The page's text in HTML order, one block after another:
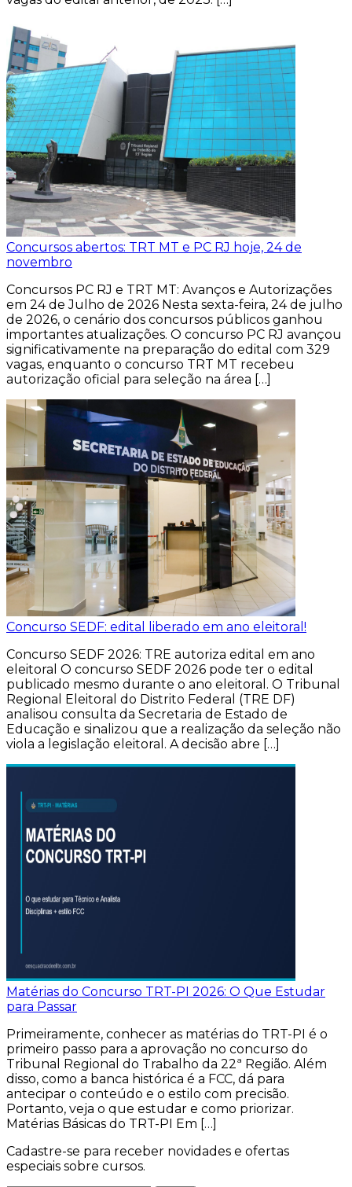
Concursos abertos: TRT MT e PC RJ hoje, 24 de
novembro
Concursos PC RJ e TRT MT: Avanços e Autorizações
em 24 de Julho de 2026 Nesta sexta-feira, 24 de julho
de 2026, o cenário dos concursos públicos ganhou
importantes atualizações. O concurso PC RJ avançou
significativamente na preparação do edital com 329
vagas, enquanto o concurso TRT MT recebeu
autorização oficial para seleção na área […]
Concurso SEDF: edital liberado em ano eleitoral!
Concurso SEDF 2026: TRE autoriza edital em ano
eleitoral O concurso SEDF 2026 pode ter o edital
publicado mesmo durante o ano eleitoral. O Tribunal
Regional Eleitoral do Distrito Federal (TRE DF)
analisou consulta da Secretaria de Estado de
Educação e sinalizou que a realização da seleção não
viola a legislação eleitoral. A decisão abre […]
Matérias do Concurso TRT-PI 2026: O Que Estudar
para Passar
Primeiramente, conhecer as matérias do TRT-PI é o
primeiro passo para a aprovação no concurso do
Tribunal Regional do Trabalho da 22ª Região. Além
disso, como a banca histórica é a FCC, dá para
antecipar o conteúdo e o estilo com precisão.
Portanto, veja o que estudar e como priorizar.
Matérias Básicas do TRT-PI Em […]
Cadastre-se para receber novidades e ofertas
especiais sobre cursos.